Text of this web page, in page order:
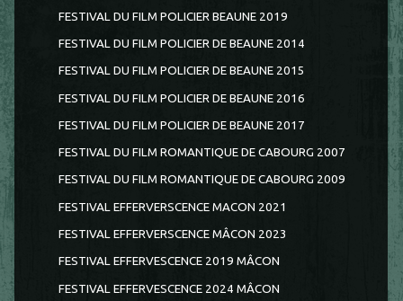
FESTIVAL DU FILM POLICIER BEAUNE 2019
FESTIVAL DU FILM POLICIER DE BEAUNE 2014
FESTIVAL DU FILM POLICIER DE BEAUNE 2015
FESTIVAL DU FILM POLICIER DE BEAUNE 2016
FESTIVAL DU FILM POLICIER DE BEAUNE 2017
FESTIVAL DU FILM ROMANTIQUE DE CABOURG 2007
FESTIVAL DU FILM ROMANTIQUE DE CABOURG 2009
FESTIVAL EFFERVERSCENCE MACON 2021
FESTIVAL EFFERVERSCENCE MÂCON 2023
FESTIVAL EFFERVESCENCE 2019 MÂCON
FESTIVAL EFFERVESCENCE 2024 MÂCON